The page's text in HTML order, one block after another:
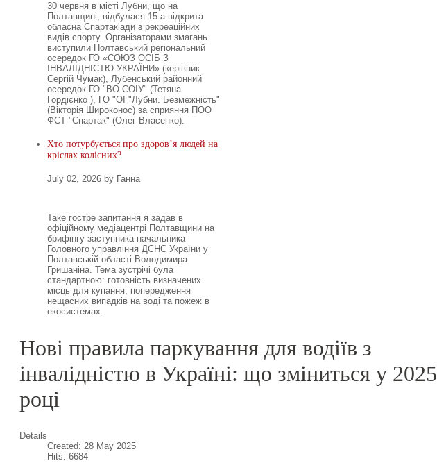
30 червня в місті Лубни, що на
Полтавщині, відбулася 15-а відкрита
обласна Спартакіади з рекреаційних
видів спорту. Організаторами змагань
виступили Полтавський регіональний
осередок ГО «СОЮЗ ОСІБ З
ІНВАЛІДНІСТЮ УКРАЇНИ» (керівник
Сергій Чумак), Лубенський районний
осередок ГО "ВО СОІУ" (Тетяна
Гордієнко ), ГО "ОІ "Лубни. Безмежність"
(Вікторія Широконос) за сприяння ПОО
ФСТ "Спартак" (Олег Власенко).
Хто потурбується про здоров’я людей на
кріслах колісних?
July 02, 2026 by Ганна
Таке гостре запитання я задав в
офіційному медіацентрі Полтавщини на
брифінгу заступника начальника
Головного управління ДСНС України у
Полтавській області Володимира
Гришаніна. Тема зустрічі була
стандартною: готовність визначених
місць для купання, попередження
нещасних випадків на воді та пожеж в
екосистемах.
Нові правила паркування для водіїв з
інвалідністю в Україні: що зміниться у 2025
році
Details
Created: 28 May 2025
Hits: 6684